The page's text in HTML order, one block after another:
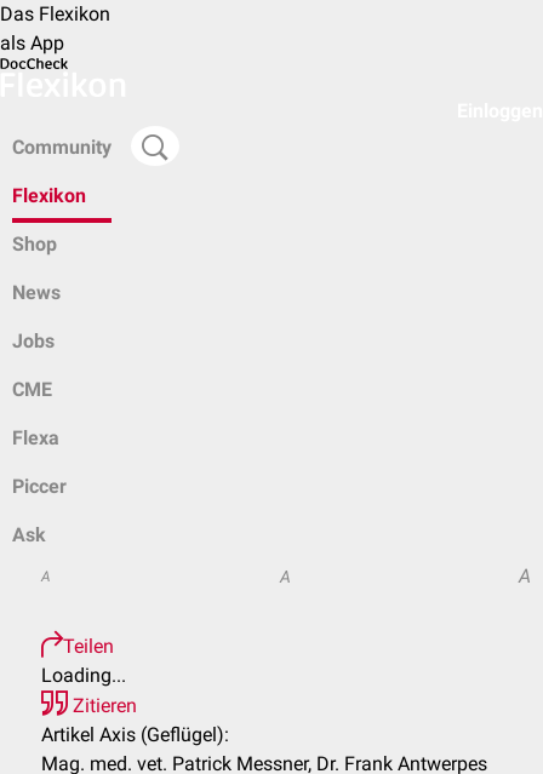
Das Flexikon
als App
Community
Flexikon
Shop
News
Jobs
CME
Flexa
Piccer
Ask
A A A
Teilen
Loading...
Zitieren
Artikel Axis (Geflügel):
Mag. med. vet. Patrick Messner, Dr. Frank Antwerpes